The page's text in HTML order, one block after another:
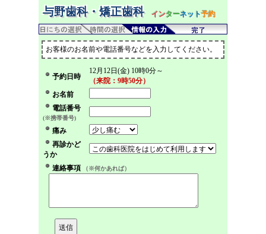
与野歯科・矯正歯科 インターネット予約
お客様のお名前や電話番号などを入力してください。
予約日時
12月12日(金) 10時0分～
（来院：9時50分）
お名前
電話番号
(※携帯番号)
痛み
再診かど
うか
連絡事項
（※何かあれば）